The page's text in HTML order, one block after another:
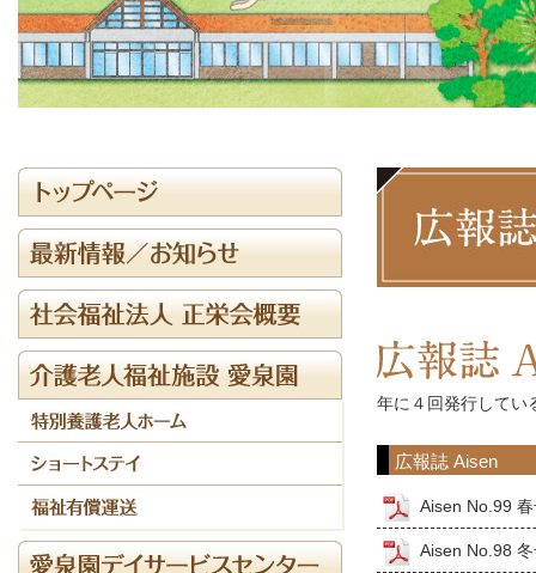
年に４回発行してい
広報誌 Aisen
Aisen No.99
Aisen No.98